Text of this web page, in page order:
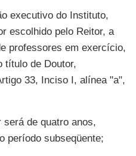
executivo do Instituto,
escolhido pelo Reitor, a
professores em exercício,
título de Doutor,
33, Inciso I, alínea "a",
será de quatro anos,
período subseqüente;